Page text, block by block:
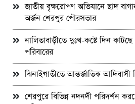
জাতীয় বৃক্ষরোপণ অভিযানে ছাদ
অর্জন শেরপুর পৌরসভার
নালিতাবাড়ীতে দুঃখ-কষ্টে দিন
পরিবারের
ঝিনাইগাতীতে আন্তর্জাতিক আদিবাসী
শেরপুরে বিভিন্ন নদনদী পরিদর্শন